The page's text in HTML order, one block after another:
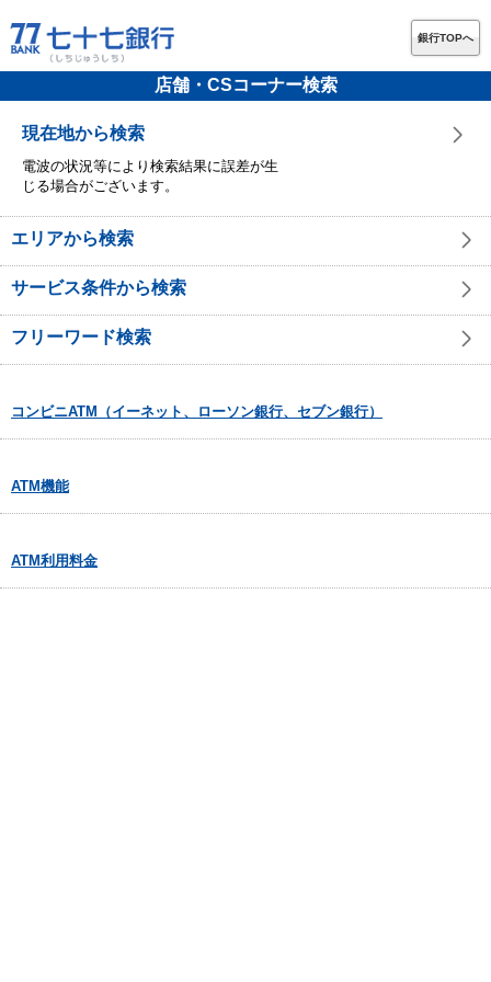
銀行TOPへ
店舗・CSコーナー検索
現在地から検索
電波の状況等により検索結果に誤差が生
じる場合がございます。
エリアから検索
サービス条件から検索
フリーワード検索
コンビニATM（イーネット、ローソン銀行、セブン銀行）
ATM機能
ATM利用料金